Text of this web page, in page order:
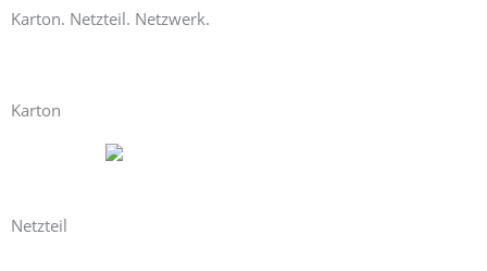
Karton. Netzteil. Netzwerk.
Karton
Netzteil